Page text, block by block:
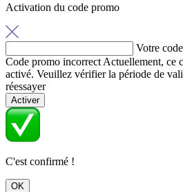
Activation du code promo
Votre
Code promo incorrect Actuellement, ce
activé. Veuillez vérifier la période de
réessayer
Activer
C'est confirmé !
OK